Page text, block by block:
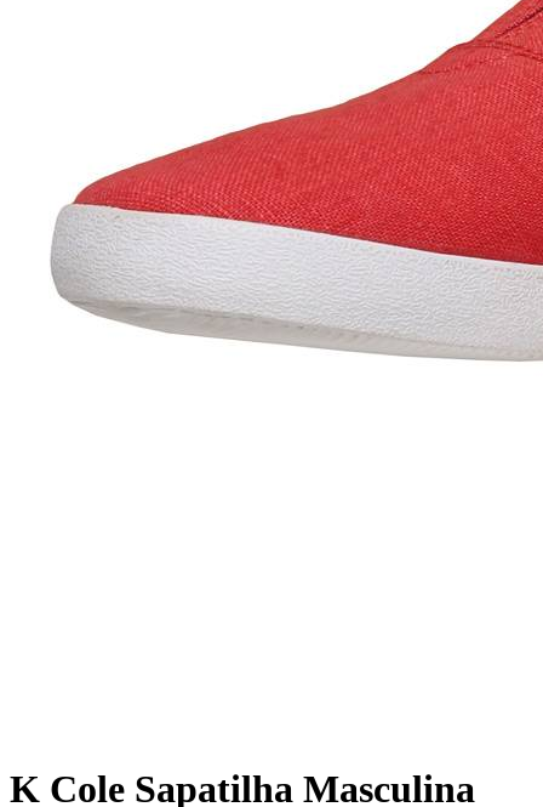
K Cole Sapatilha Masculina